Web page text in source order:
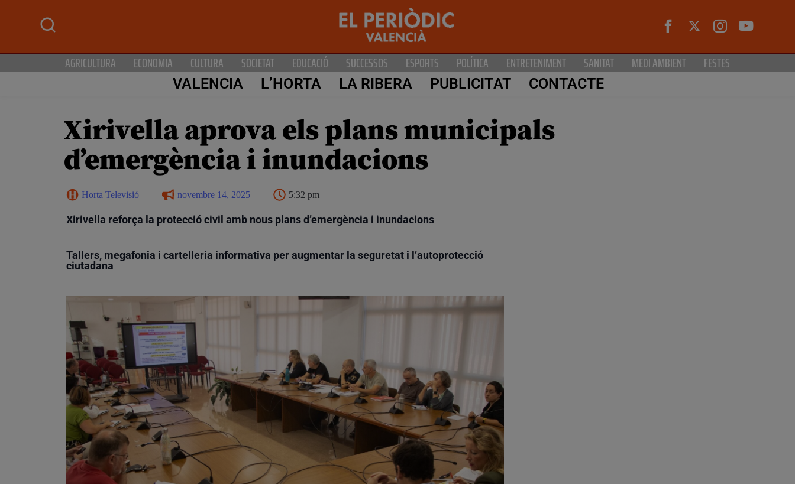
AGRICULTURA ECONOMIA CULTURA SOCIETAT EDUCACIÓ SUCCESSOS ESPORTS POLÍTICA ENTRETENIMENT SANITAT MEDI AMBIENT FESTES
VALENCIA L’HORTA LA RIBERA PUBLICITAT CONTACTE
Xirivella aprova els plans municipals
d’emergència i inundacions
Horta Televisió novembre 14, 2025 5:32 pm
Xirivella reforça la protecció civil amb nous plans d’emergència i inundacions
Tallers, megafonia i cartelleria informativa per augmentar la seguretat i l’autoprotecció
ciutadana